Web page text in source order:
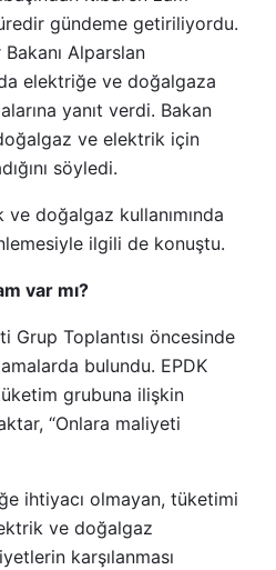
gündeme getiriliyordu.
Alparslan
elektriğe ve doğalgaza
yanıt verdi. Bakan
ve elektrik için
söyledi.
doğalgaz kullanımında
ilgili de konuştu.
var mı?
Grup Toplantısı öncesinde
bulundu. EPDK
grubuna ilişkin
“Onlara maliyeti
ihtiyacı olmayan, tüketimi
ve doğalgaz
karşılanması